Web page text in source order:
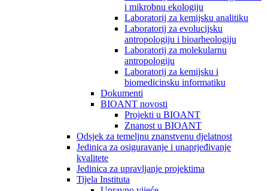
i mikrobnu ekologiju
Laboratorij za kemijsku analitiku
Laboratorij za evolucijsku
antropologiju i bioarheologiju
Laboratorij za molekularnu
antropologiju
Laboratorij za kemijsku i
biomedicinsku informatiku
Dokumenti
BIOANT novosti
Projekti u BIOANT
Znanost u BIOANT
Odsjek za temeljnu znanstvenu djelatnost
Jedinica za osiguravanje i unaprjeđivanje
kvalitete
Jedinica za upravljanje projektima
Tijela Instituta